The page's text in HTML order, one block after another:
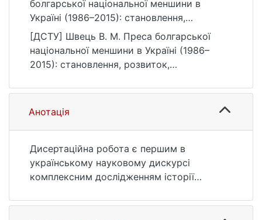
болгарської національної меншини в
Україні (1986–2015): становлення,
розвиток, проблематика [Автореф. дис.
канд. наук із соц. комунікацій, Київський
національний університет імені Тараса
Шевченка]. eKNUTSHIR.
https://ir.library.knu.ua/handle/123456789/17
[ДСТУ] Швець В. М. Преса болгарської
національної меншини в Україні (1986–
2015): становлення, розвиток,
із соц. комунікацій : 06 Журналістика. Київ,
2016. 22 с. URL:
https://ir.library.knu.ua/handle/123456789/17
Анотація
Дисертаційна робота є першим в
українському науковому дискурсі
комплексним дослідженням історії
болгарської національної меншини в